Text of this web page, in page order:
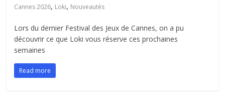
Cannes 2026, Loki, Nouveautés
Lors du dernier Festival des Jeux de Cannes, on a pu
découvrir ce que Loki vous réserve ces prochaines
semaines
Read more